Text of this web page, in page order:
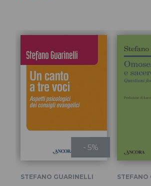
- 5%
STEFANO GUARINELLI STEFANO